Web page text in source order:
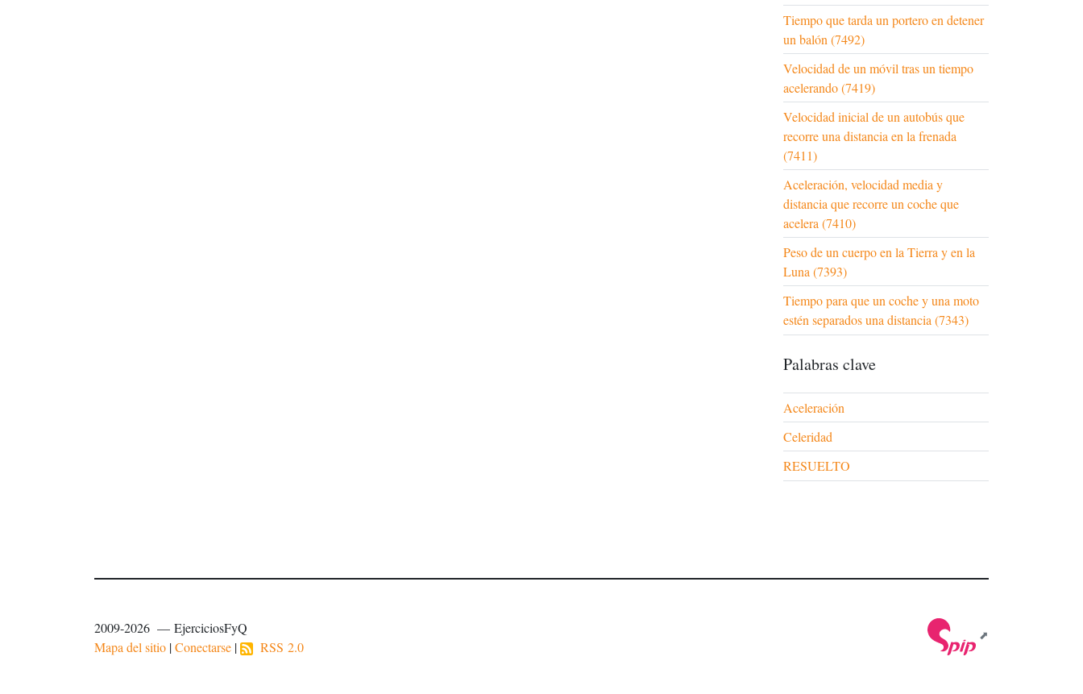
Tiempo que tarda un portero en detener
un balón (7492)
Velocidad de un móvil tras un tiempo
acelerando (7419)
Velocidad inicial de un autobús que
recorre una distancia en la frenada
(7411)
Aceleración, velocidad media y
distancia que recorre un coche que
acelera (7410)
Peso de un cuerpo en la Tierra y en la
Luna (7393)
Tiempo para que un coche y una moto
estén separados una distancia (7343)
Palabras clave
Aceleración
Celeridad
RESUELTO
2009-2026 — EjerciciosFyQ
Mapa del sitio |Conectarse | RSS 2.0